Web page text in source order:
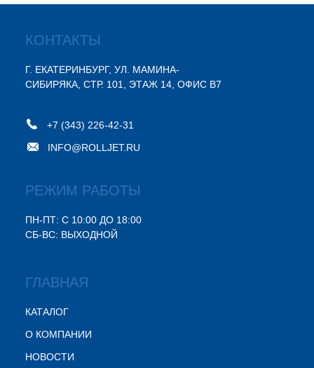
ГЛАВНАЯ
КОНТАКТЫ
КАТАЛОГ
РЕЖИМ РАБОТЫ
ПН-ПТ: С 10:00 ДО 18:00
СБ-ВС: ВЫХОДНОЙ
Г. ЕКАТЕРИНБУРГ, УЛ. МАМИНА-
СИБИРЯКА, СТР. 101, ЭТАЖ 14, ОФИС В7
+7 (343) 226-42-31
INFO@ROLLJET.RU
О КОМПАНИИ
НОВОСТИ